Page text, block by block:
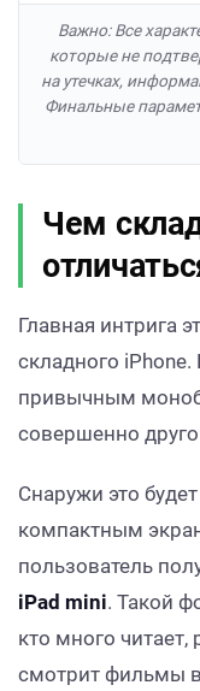
Важно: Все
которые не
на утечках,
Финальные
Чем
Главная интрига
складного iPhone.
привычным
совершенно
Снаружи это
компактным
пользователь
iPad mini. Такой
кто много
смотрит фильмы